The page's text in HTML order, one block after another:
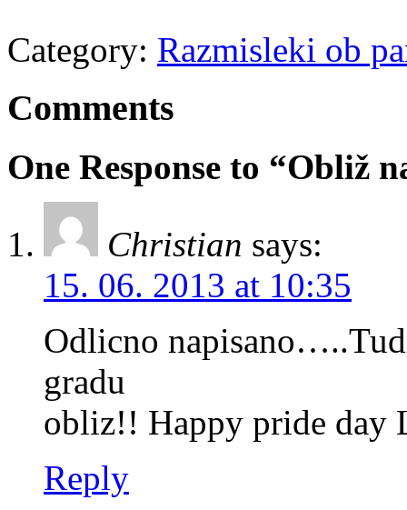
Category: Razmisleki ob
Comments
One Response to “Obliž
Christian says:
15. 06. 2013 at 10:35
Odlicno
gradu
obliz!! Happy pride day
Reply